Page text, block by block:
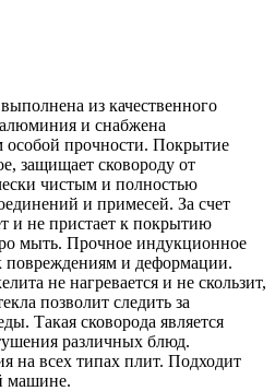
из качественного
и снабжена
прочности. Покрытие
защищает сковороду от
чистым и полностью
и примесей. За счет
и не пристает к покрытию
мыть. Прочное индукционное
повреждениям и деформации.
не нагревается и не скользит,
позволит следить за
Такая сковорода является
различных блюд.
на всех типах плит. Подходит
машине.